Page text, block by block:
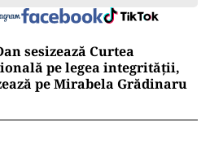
sesizează Curtea
pe legea integrității,
pe Mirabela Grădinaru